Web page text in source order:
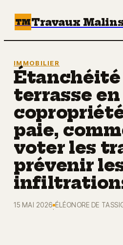
TMTravaux
Écologie &
Déco
IMMOBILIER
Étanchéité
terrasse en
paie,
voter les
prévenir
15 MAI 2026
·
ÉLÉONORE DE